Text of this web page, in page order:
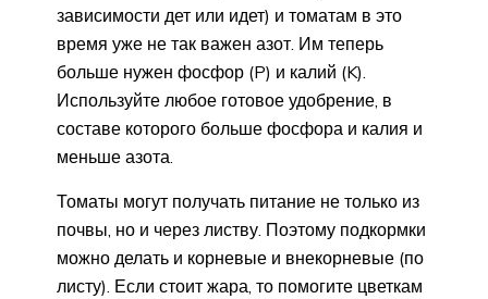
зависимости дет или идет) и томатам в это
время уже не так важен азот. Им теперь
больше нужен фосфор (P) и калий (K).
Используйте любое готовое удобрение, в
составе которого больше фосфора и калия и
меньше азота.
Томаты могут получать питание не только из
почвы, но и через листву. Поэтому подкормки
можно делать и корневые и внекорневые (по
листу). Если стоит жара, то помогите цветкам